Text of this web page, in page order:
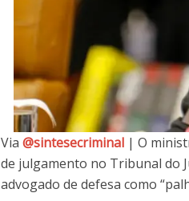
Via @sintesecriminal | O
de julgamento no Tribunal do
advogado de defesa como